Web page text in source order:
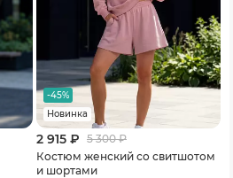
-45%
Новинка
2 915 ₽ 5 300₽
Костюм женский со свитшотом
и шортами